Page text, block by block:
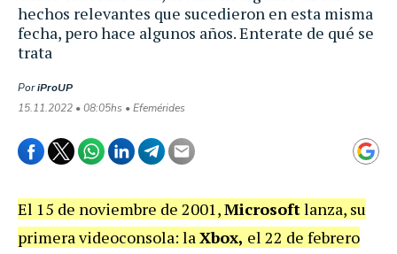
hechos relevantes que sucedieron en esta misma
fecha, pero hace algunos años. Enterate de qué se
trata
PoriProUP
15.11.2022 • 08:05hs • Efemérides
El 15 de noviembre de 2001,Microsoftlanza, su
primera videoconsola: laXbox, el 22 de febrero